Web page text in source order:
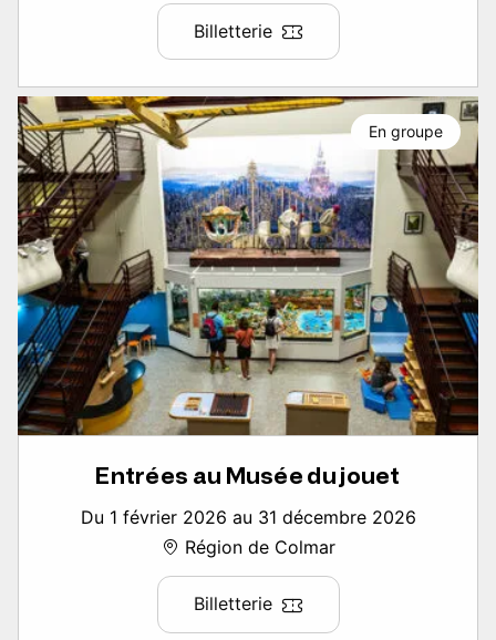
Billetterie
Entrées au Musée du jouet
Du 1 février 2026 au 31 décembre 2026
Région de Colmar
Billetterie
En groupe